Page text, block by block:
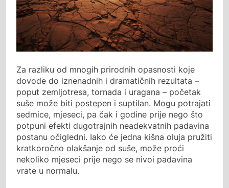
Za razliku od mnogih prirodnih opasnosti koje
dovode do iznenadnih i dramatičnih rezultata –
poput zemljotresa, tornada i uragana – početak
suše može biti postepen i suptilan. Mogu potrajati
sedmice, mjeseci, pa čak i godine prije nego što
potpuni efekti dugotrajnih neadekvatnih padavina
postanu očigledni. Iako će jedna kišna oluja pružiti
kratkoročno olakšanje od suše, može proći
nekoliko mjeseci prije nego se nivoi padavina
vrate u normalu.